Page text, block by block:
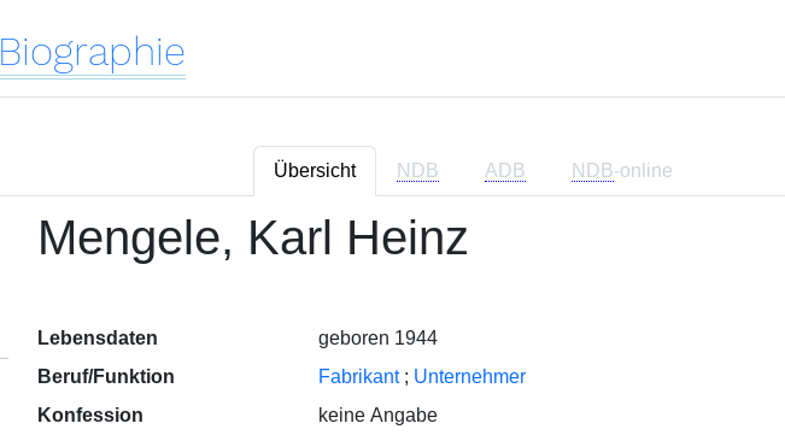
Biographie
Übersicht NDB ADB NDB-online
Mengele, Karl Heinz
Lebensdaten
geboren 1944
Beruf/Funktion
Fabrikant ; Unternehmer
Konfession
keine Angabe